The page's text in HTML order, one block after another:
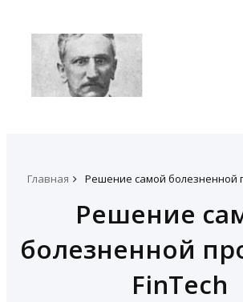
Главная Решение самой болезненной
Решение
болезненной
FinTech